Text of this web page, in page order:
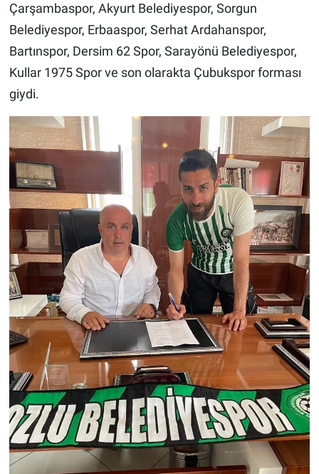
Çarşambaspor, Akyurt Belediyespor, Sorgun
Belediyespor, Erbaaspor, Serhat Ardahanspor,
Bartınspor, Dersim 62 Spor, Sarayönü Belediyespor,
Kullar 1975 Spor ve son olarakta Çubukspor forması
giydi.